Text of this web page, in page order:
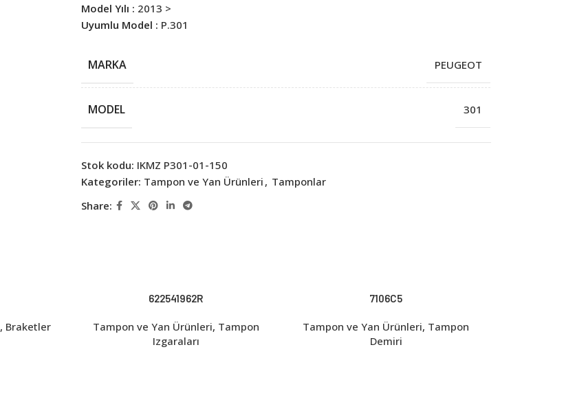
Model Yılı : 2013 >
Uyumlu Model : P.301
MARKA PEUGEOT
MODEL 301
Stok kodu: IKMZ P301-01-150
Kategoriler: Tampon ve Yan Ürünleri , Tamponlar
Share:
, Braketler
622541962R
Tampon ve Yan Ürünleri, Tampon
Izgaraları
7106C5
Tampon ve Yan Ürünleri, Tampon
Demiri